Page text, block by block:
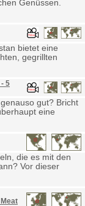
Genüssen.
bietet eine
gegrillten
5
gut? Bricht
eine
die es mit den
Vor dieser